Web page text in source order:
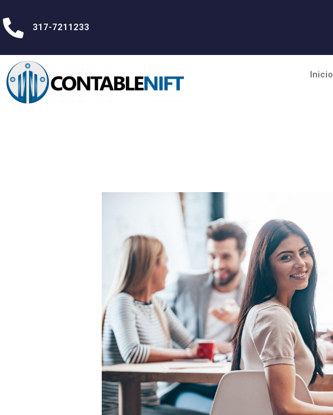
317-7211233
Inicio